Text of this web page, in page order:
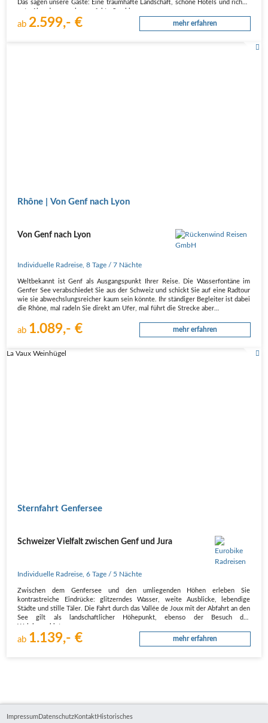
Das sagen unsere Gäste: Eine traumhafte Landschaft, schöne Hotels und richtig
ab 2.599,- € mehr erfahren
Rhône | Von Genf nach Lyon
Von Genf nach Lyon
Individuelle Radreise ,8 Tage / 7 Nächte
Weltbekannt ist Genf als Ausgangspunkt Ihrer Reise. Die Wasserfontäne im
Genfer See verabschiedet Sie aus der Schweiz und schickt Sie auf eine Radtour
wie sie abwechslungsreicher kaum sein könnte. Ihr ständiger Begleiter ist dabei
die Rhône, mal radeln Sie direkt am Ufer, mal führt die Strecke aber…
ab 1.089,- € mehr erfahren
La Vaux Weinhügel
Sternfahrt Genfersee
Schweizer Vielfalt zwischen Genf und Jura
Individuelle Radreise ,6 Tage / 5 Nächte
Zwischen dem Genfersee und den umliegenden Höhen erleben Sie
kontrastreiche Eindrücke: glitzerndes Wasser, weite Ausblicke, lebendige
Städte und stille Täler. Die Fahrt durch das Vallée de Joux mit der Abfahrt an den
See gilt als landschaftlicher Höhepunkt, ebenso der Besuch des
ab 1.139,- € mehr erfahren
Impressum Datenschutz Kontakt Historisches